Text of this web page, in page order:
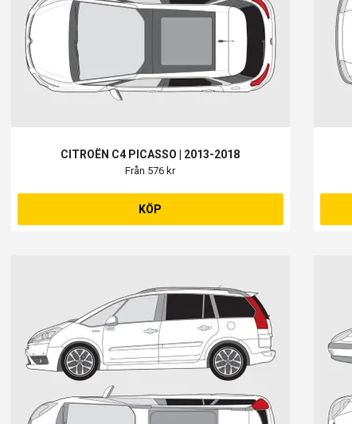
CITROËN C4 PICASSO | 2013-2018
Från 576 kr
KÖP